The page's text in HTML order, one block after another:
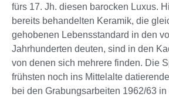
fürs 17. Jh. diesen barocken Luxus.
bereits behandelten Keramik, die
gehobenen Lebensstandard in den
Jahrhunderten deuten, sind in den
von denen sich mehrere finden. Die
frühsten noch ins Mittelalte
bei den Grabungsarbeiten 1962/63